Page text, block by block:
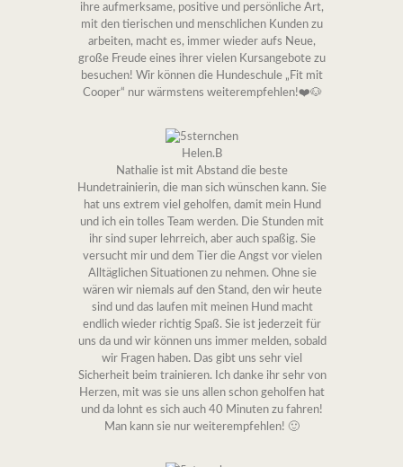
ihre aufmerksame, positive und persönliche Art,
mit den tierischen und menschlichen Kunden zu
arbeiten, macht es, immer wieder aufs Neue,
große Freude eines ihrer vielen Kursangebote zu
besuchen! Wir können die Hundeschule „Fit mit
Cooper“ nur wärmstens weiterempfehlen!❤️🐶
Helen.B
Nathalie ist mit Abstand die beste
Hundetrainierin, die man sich wünschen kann. Sie
hat uns extrem viel geholfen, damit mein Hund
und ich ein tolles Team werden. Die Stunden mit
ihr sind super lehrreich, aber auch spaßig. Sie
versucht mir und dem Tier die Angst vor vielen
Alltäglichen Situationen zu nehmen. Ohne sie
wären wir niemals auf den Stand, den wir heute
sind und das laufen mit meinen Hund macht
endlich wieder richtig Spaß. Sie ist jederzeit für
uns da und wir können uns immer melden, sobald
wir Fragen haben. Das gibt uns sehr viel
Sicherheit beim trainieren. Ich danke ihr sehr von
Herzen, mit was sie uns allen schon geholfen hat
und da lohnt es sich auch 40 Minuten zu fahren!
Man kann sie nur weiterempfehlen! 🙂